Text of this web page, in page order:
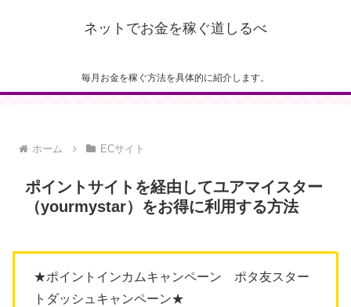
ネットでお金を稼ぐ道しるべ
毎月お金を稼ぐ方法を具体的に紹介します。
ホーム ECサイト
ポイントサイトを経由してユアマイスター
（yourmystar）をお得に利用する方法
★ポイントインカムキャンペーン ポタ友スター
トダッシュキャンペーン★